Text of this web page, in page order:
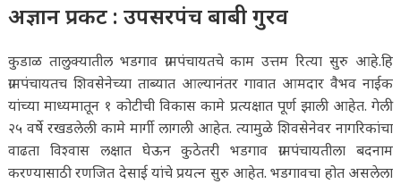
अज्ञान प्रकट : उपसरपंच बाबी गुरव
कुडाळ तालुक्यातील भडगाव ग्रामपंचायतचे काम उत्तम रित्या सुरु आहे.हि
ग्रामपंचायतच शिवसेनेच्या ताब्यात आल्यानंतर गावात आमदार वैभव नाईक
यांच्या माध्यमातून १ कोटीची विकास कामे प्रत्यक्षात पूर्ण झाली आहेत. गेली
२५ वर्षे रखडलेली कामे मार्गी लागली आहेत. त्यामुळे शिवसेनेवर नागरिकांचा
वाढता विश्वास लक्षात घेऊन कुठेतरी भडगाव ग्रामपंचायतीला बदनाम
करण्यासाठी रणजित देसाई यांचे प्रयत्न सुरु आहेत. भडगावचा होत असलेला